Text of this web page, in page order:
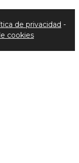
de privacidad -
cookies